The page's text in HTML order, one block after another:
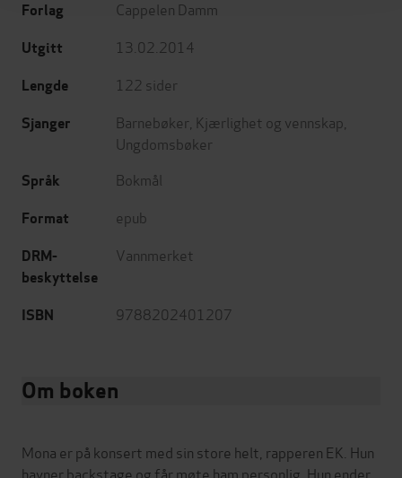
Forlag Cappelen Damm
Utgitt 13.02.2014
Lengde 122 sider
Sjanger Barnebøker Kjærlighet og vennskap
Ungdomsbøker
Språk Bokmål
Format epub
DRM-
beskyttelse
Vannmerket
ISBN 9788202401207
Om boken
Mona er på konsert med sin store helt, rapperen EK. Hun
havner backstage og får møte ham personlig. Hun ender